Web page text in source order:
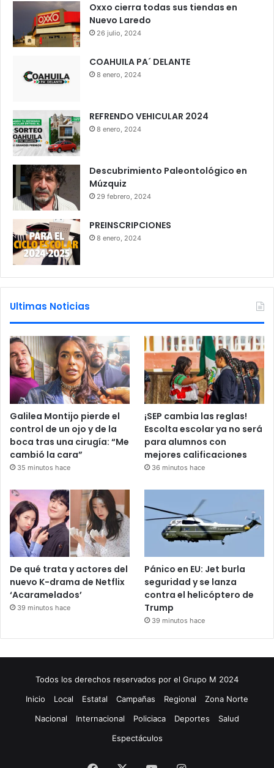
Oxxo cierra todas sus tiendas en
Nuevo Laredo
26 julio, 2024
COAHUILA PA´ DELANTE
8 enero, 2024
REFRENDO VEHICULAR 2024
8 enero, 2024
Descubrimiento Paleontológico en
Múzquiz
29 febrero, 2024
PREINSCRIPCIONES
8 enero, 2024
Ultimas Noticias
Galilea Montijo pierde el
control de un ojo y de la
boca tras una cirugía: “Me
cambió la cara”
35 minutos hace
¡SEP cambia las reglas!
Escolta escolar ya no será
para alumnos con
mejores calificaciones
36 minutos hace
De qué trata y actores del
nuevo K-drama de Netflix
‘Acaramelados’
39 minutos hace
Pánico en EU: Jet burla
seguridad y se lanza
contra el helicóptero de
Trump
39 minutos hace
Todos los derechos reservados por el Grupo M 2024
Inicio
Local Estatal Campañas Regional
Zona Norte
Nacional
Internacional Policiaca Deportes
Salud
Espectáculos